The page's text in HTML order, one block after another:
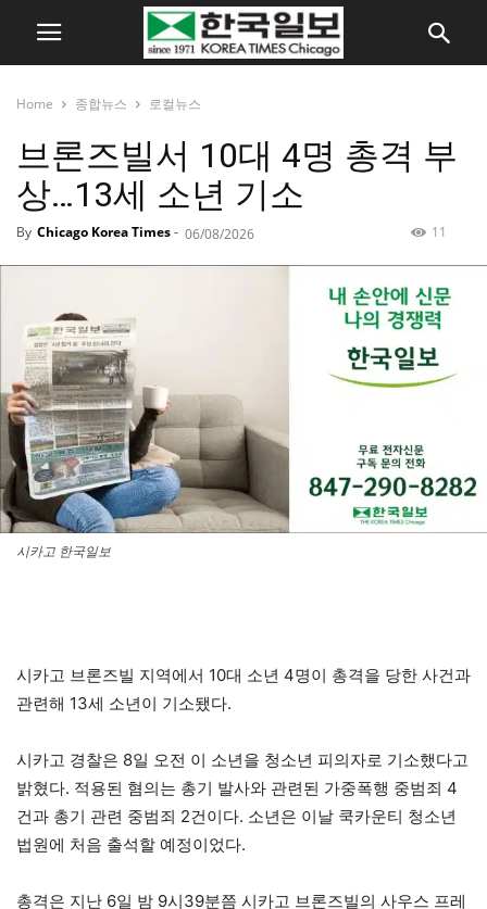
Home 종합뉴스 로컬뉴스
브론즈빌서 10대 4명 총격 부
상…13세 소년 기소
By Chicago Korea Times- 06/08/2026 11
시카고 한국일보
시카고 브론즈빌 지역에서 10대 소년 4명이 총격을 당한 사건과
관련해 13세 소년이 기소됐다.
시카고 경찰은 8일 오전 이 소년을 청소년 피의자로 기소했다고
밝혔다. 적용된 혐의는 총기 발사와 관련된 가중폭행 중범죄 4
건과 총기 관련 중범죄 2건이다. 소년은 이날 쿡카운티 청소년
법원에 처음 출석할 예정이었다.
총격은 지난 6일 밤 9시39분쯤 시카고 브론즈빌의 사우스 프레